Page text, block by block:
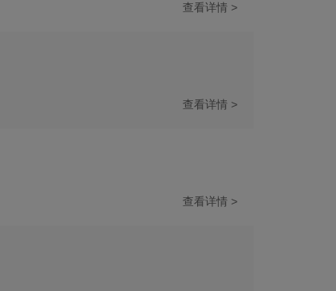
查看详情 >
查看详情 >
查看详情 >